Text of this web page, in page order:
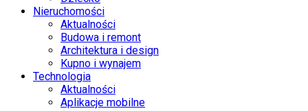
Nieruchomości
Aktualności
Budowa i remont
Architektura i design
Kupno i wynajem
Technologia
Aktualności
Aplikacje mobilne